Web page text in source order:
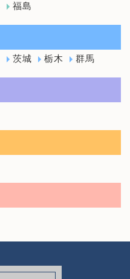
福島
茨城 栃木 群馬